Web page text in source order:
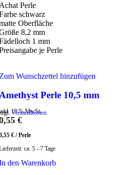
Perle
schwarz
Oberfläche
8,2 mm
1 mm
je Perle
Wunschzettel hinzufügen
Perle 10,5 mm
19 % MwSt.
Versandkosten
€
€ /Perle
ca. 5 - 7 Tage
den Warenkorb